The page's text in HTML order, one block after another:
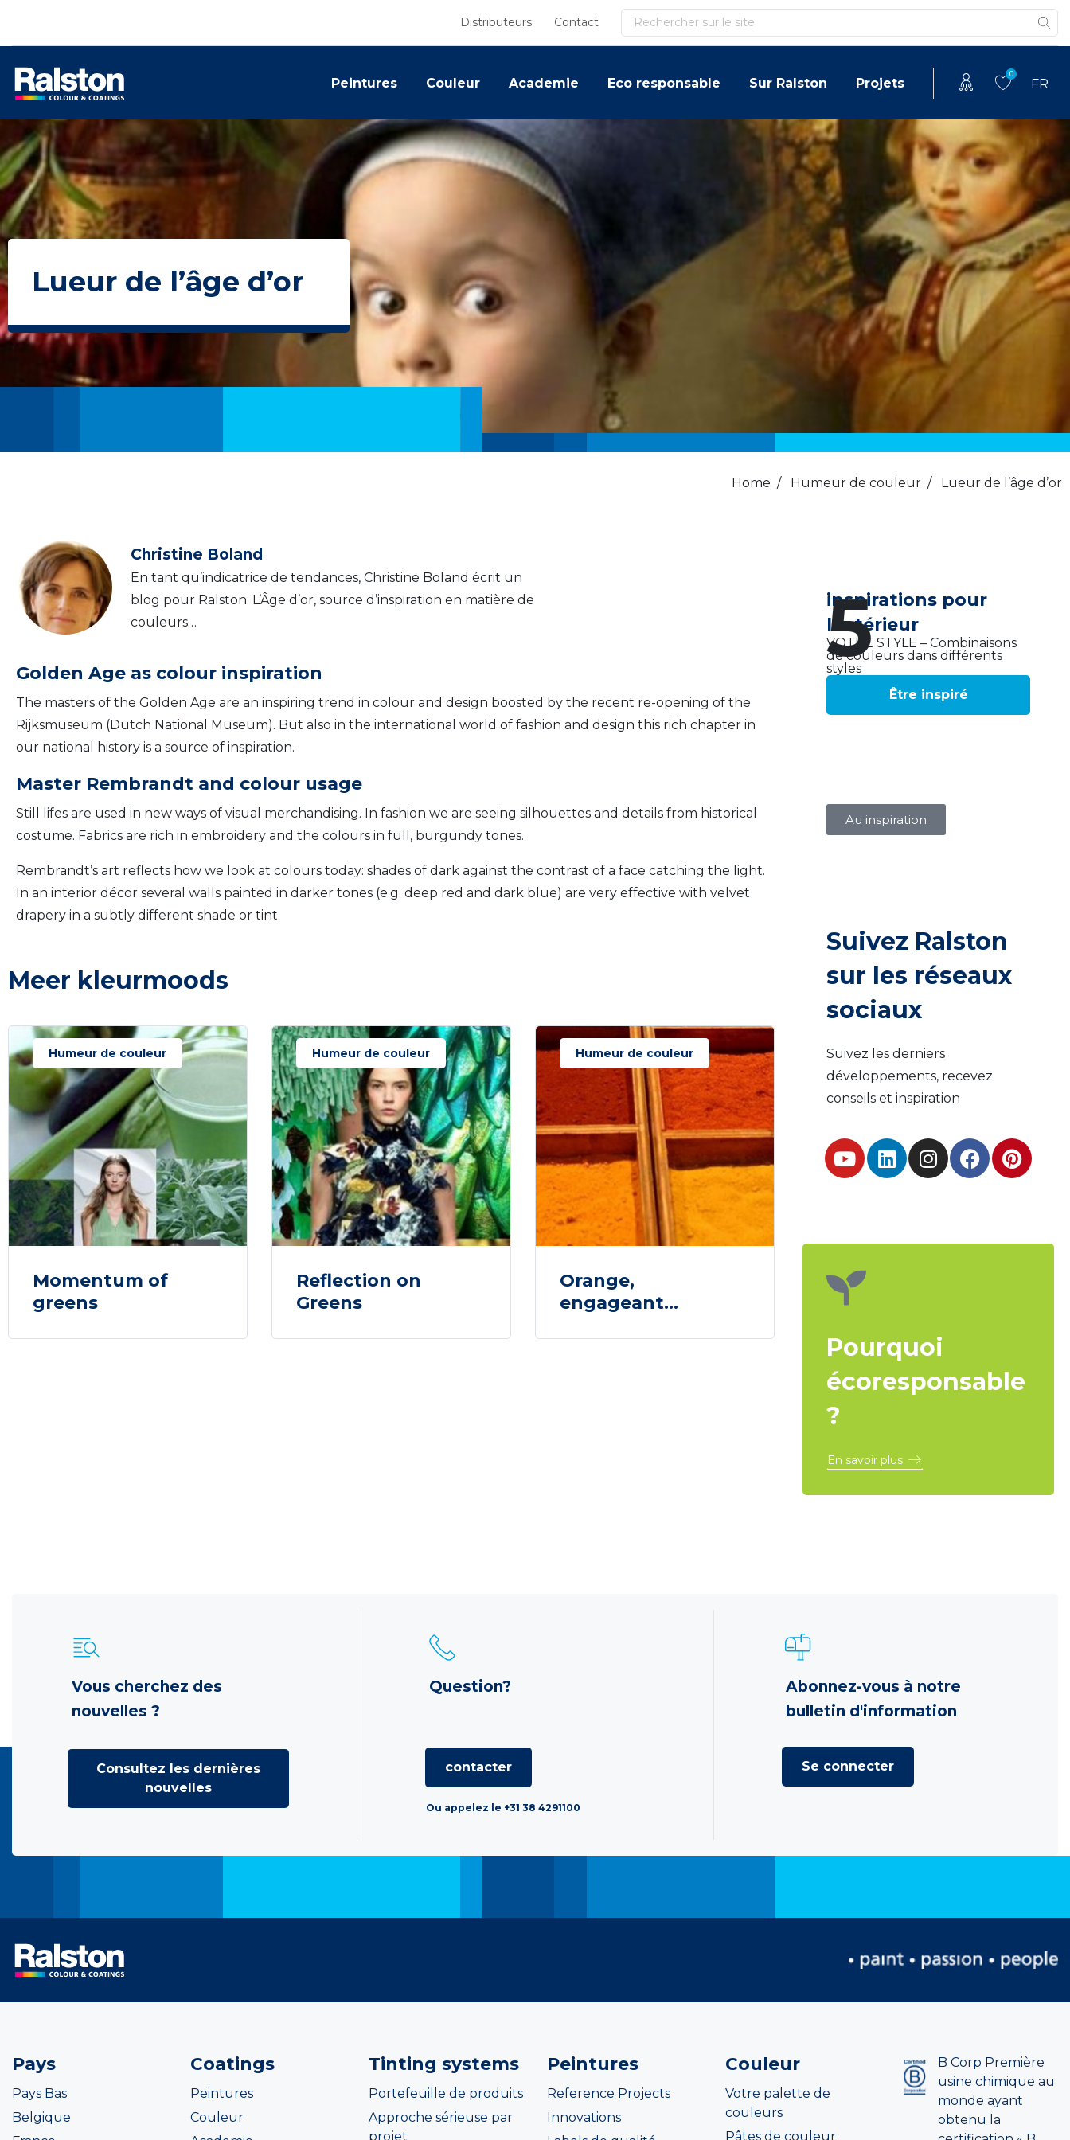
Distributeurs Contact Recherche
Peintures Couleur Academie Eco responsable Sur Ralston Projets
0
FR
Lueur de l’âge d’or
Home / Humeur de couleur / Lueur de l’âge d’or
Christine Boland
En tant qu’indicatrice de tendances, Christine Boland écrit un
blog pour Ralston. L’Âge d’or, source d’inspiration en matière de
couleurs…
Golden Age as colour inspiration
The masters of the Golden Age are an inspiring trend in colour and design boosted by the recent re-opening of the
Rijksmuseum (Dutch National Museum). But also in the international world of fashion and design this rich chapter in
our national history is a source of inspiration.
Master Rembrandt and colour usage
Still lifes are used in new ways of visual merchandising. In fashion we are seeing silhouettes and details from historical
costume. Fabrics are rich in embroidery and the colours in full, burgundy tones.
Rembrandt’s art reflects how we look at colours today: shades of dark against the contrast of a face catching the light.
In an interior décor several walls painted in darker tones (e.g. deep red and dark blue) are very effective with velvet
drapery in a subtly different shade or tint.
Meer kleurmoods
Humeur de couleur
Momentum of
greens
Humeur de couleur
Reflection on
Greens
Humeur de couleur
Orange,
engageant…
5
inspirations pour
l’intérieur
VOTRE STYLE – Combinaisons
de couleurs dans différents
styles
Être inspiré
Au inspiration
Suivez Ralston
sur les réseaux
sociaux
Suivez les derniers
développements, recevez
conseils et inspiration
Pourquoi
écoresponsable
?
En savoir plus
Vous cherchez des
nouvelles ?
Consultez les dernières
nouvelles
Question?
contacter
Ou appelez le +31 38 4291100
Abonnez-vous à notre
bulletin d'information
Se connecter
Pays
Pays Bas
Belgique
Coatings
Peintures
Couleur
Tinting systems
Portefeuille de produits
Approche sérieuse par
projet
Peintures
Reference Projects
Innovations
Couleur
Votre palette de
couleurs
Pâtes de couleur
B Corp Première
usine chimique au
monde ayant
obtenu la